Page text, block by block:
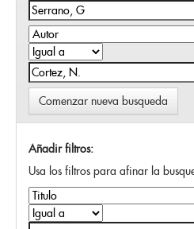
Comenzar nueva busqueda
Añadir filtros:
Usa los filtros para afinar la